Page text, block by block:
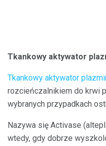
Tkankowy aktywator
Tkankowy aktywator
rozcieńczalnikiem do krwi
wybranych przypadkach
Nazywa się Activase
wtedy, gdy dobrze